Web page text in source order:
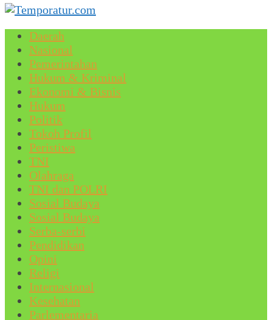
Daerah
Nasional
Pemerintahan
Hukum & Kriminal
Ekonomi & Bisnis
Hukum
Politik
Tokoh Profil
Peristiwa
TNI
Olahraga
TNI dan POLRI
Sosial Budaya
Sosial Budaya
Serba-serbi
Pendidikan
Opini
Religi
Internasional
Kesehatan
Parlementaria